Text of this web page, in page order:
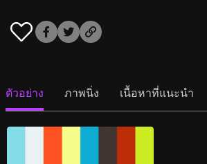
ตัวอย่าง ภาพนิ่ง เนื้อหาที่แนะนำ